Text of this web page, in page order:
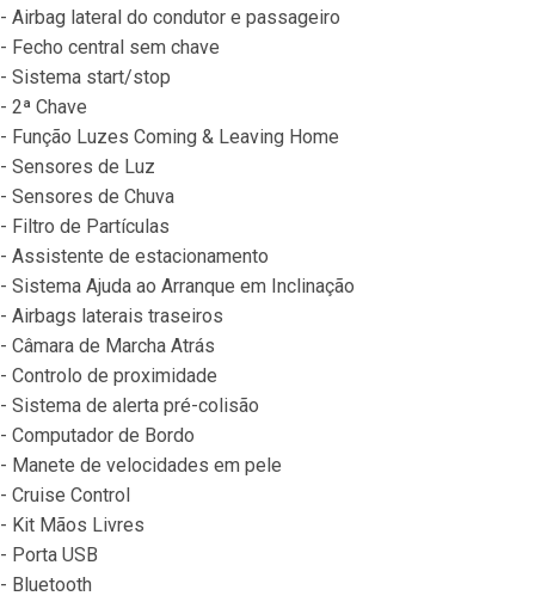
- Airbag lateral do condutor e passageiro
- Fecho central sem chave
- Sistema start/stop
- 2ª Chave
- Função Luzes Coming & Leaving Home
- Sensores de Luz
- Sensores de Chuva
- Filtro de Partículas
- Assistente de estacionamento
- Sistema Ajuda ao Arranque em Inclinação
- Airbags laterais traseiros
- Câmara de Marcha Atrás
- Controlo de proximidade
- Sistema de alerta pré-colisão
- Computador de Bordo
- Manete de velocidades em pele
- Cruise Control
- Kit Mãos Livres
- Porta USB
- Bluetooth